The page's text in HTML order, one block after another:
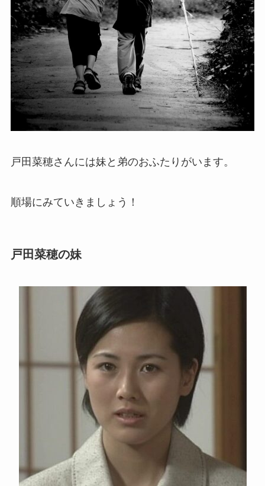
戸田菜穂さんには妹と弟のおふたりがいます。
順場にみていきましょう！
戸田菜穂の妹